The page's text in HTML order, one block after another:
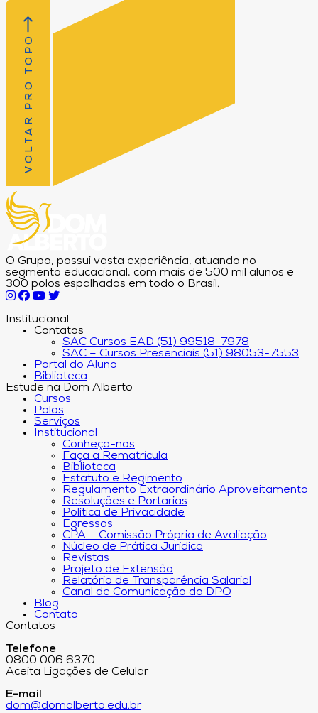
VOLTAR PRO TOPO
O Grupo, possui vasta experiência, atuando no
segmento educacional, com mais de 500 mil alunos e
300 polos espalhados em todo o Brasil.
Institucional
Contatos
SAC Cursos EAD (51) 99518-7978
SAC – Cursos Presenciais (51) 98053-7553
Portal do Aluno
Biblioteca
Estude na Dom Alberto
Cursos
Polos
Serviços
Institucional
Conheça-nos
Faça a Rematrícula
Biblioteca
Estatuto e Regimento
Regulamento Extraordinário Aproveitamento
Resoluções e Portarias
Política de Privacidade
Egressos
CPA – Comissão Própria de Avaliação
Núcleo de Prática Jurídica
Revistas
Projeto de Extensão
Relatório de Transparência Salarial
Canal de Comunicação do DPO
Blog
Contato
Contatos
Telefone
0800 006 6370
Aceita Ligações de Celular
E-mail
dom@domalberto.edu.br